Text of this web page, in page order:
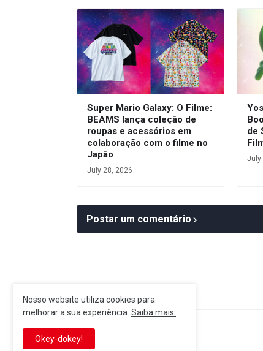
Super Mario Galaxy: O Filme:
BEAMS lança coleção de
roupas e acessórios em
colaboração com o filme no
Japão
July 28, 2026
de
July
Postar um comentário
Nosso website utiliza cookies para
melhorar a sua experiência. Saiba mais.
Okey-dokey!